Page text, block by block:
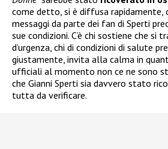
come detto, si è diffusa rapidamente,
messaggi da parte dei fan di Sperti
sue condizioni. C’è chi sostiene che si
d’urgenza, chi di condizioni di salute
giustamente, invita alla calma in
ufficiali al momento non ce ne sono
che Gianni Sperti sia davvero stato
tutta da verificare.